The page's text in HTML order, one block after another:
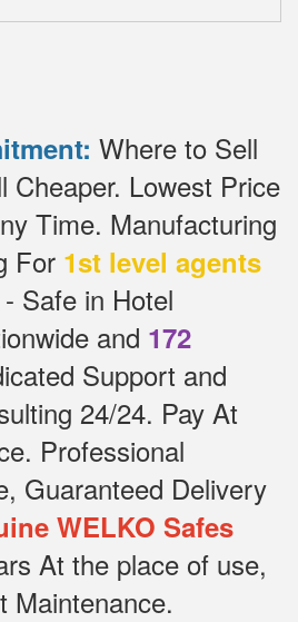
Where to Sell
Cheaper. Lowest Price
Time. Manufacturing
For 1st level agents
Safe in Hotel
and 172
Support and
24/24. Pay At
Professional
Guaranteed Delivery
WELKO Safes
At the place of use,
Maintenance.